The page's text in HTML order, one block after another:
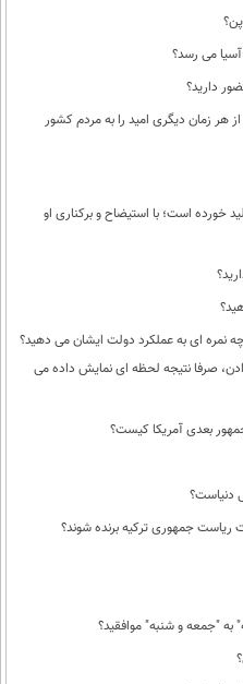
آسیا می رسد؟
دارید؟
زمان دیگری امید را به مردم کشور
است؛ با استیضاح و برکناری او
نمره ای به عملکرد دولت ایشان می دهید؟
صرفا نتیجه لحظه ای نمایش داده می
بعدی آمریکا کیست؟
دنیاست؟
ریاست جمهوری ترکیه برنده شوند؟
به "جمعه و شنبه" موافقید؟